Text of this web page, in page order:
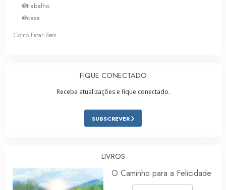
@trabalho
@casa
Como Ficar Bem
FIQUE CONECTADO
Receba atualizações e fique conectado.
SUBSCREVER
LIVROS
O Caminho para a Felicidade